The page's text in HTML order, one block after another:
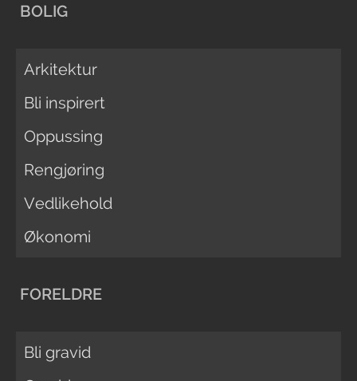
BOLIG
Arkitektur
Bli inspirert
Oppussing
Rengjøring
Vedlikehold
Økonomi
FORELDRE
Bli gravid